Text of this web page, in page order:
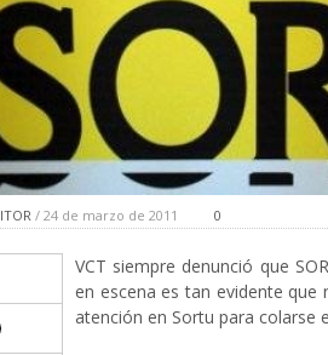
/ 24 de marzo de 2011 0
VCT siempre denunció que
en escena es tan evidente que
atención en Sortu para